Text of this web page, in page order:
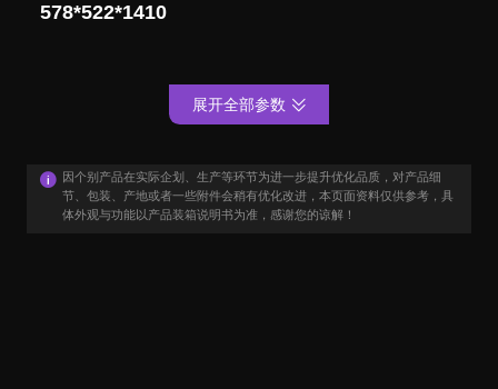
578*522*1410
因个别产品在实际企划、生产等环节为进一步提升优化品质，对产品细
节、包装、产地或者一些附件会稍有优化改进，本页面资料仅供参考，具
体外观与功能以产品装箱说明书为准，感谢您的谅解！
展开全部参数